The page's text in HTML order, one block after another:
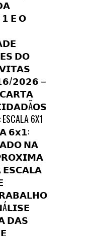
𝗘 𝗢
𝗗𝗢
𝟮𝟬𝟮𝟲 –
𝗖𝗔𝗥𝗧𝗔
6X1
𝟲𝘅𝟭:
𝗡𝗔
𝗗𝗔𝗦